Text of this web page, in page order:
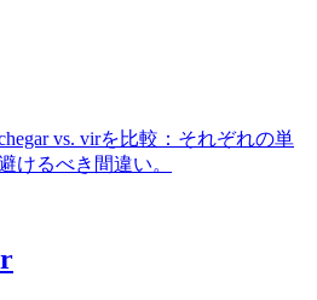
vs. virを比較：それぞれの単
けるべき間違い。